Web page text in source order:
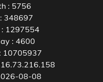
: 5756
348697
: 1297554
: 4600
10705937
08-08